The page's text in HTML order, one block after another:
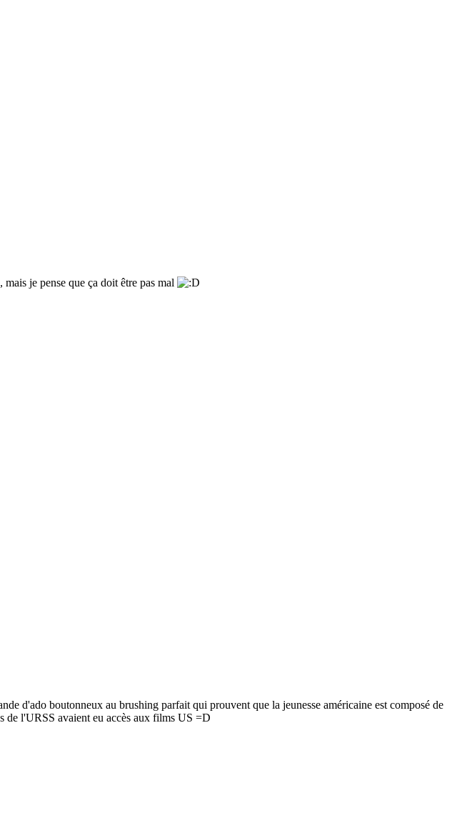
je pense que ça doit être pas mal
d'ado boutonneux au brushing parfait qui prouvent que la jeunesse américaine est composé de
de l'URSS avaient eu accès aux films US =D